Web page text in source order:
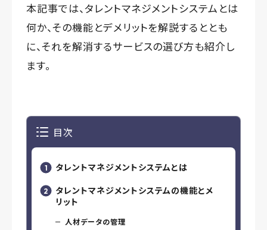
本記事では、タレントマネジメントシステムとは
何か、その機能とデメリットを解説するととも
に、それを解消するサービスの選び方も紹介し
ます。
目次
タレントマネジメントシステムとは
タレントマネジメントシステムの機能とメ
リット
人材データの管理